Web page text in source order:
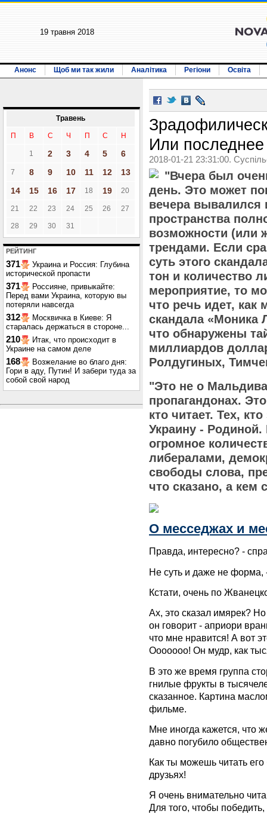
19 травня 2018
Анонс Щоб ми так жили Аналітика Регіони Освіта
Травень
П В С Ч П С Н
1 2 3 4 5 6
7 8 9 10 11 12
13
14
15 16 17 18 19 20
21 22 23 24 25 26 27
28 29 30 31
РЕЙТИНГ
371
Украина и Россия: Глубина
исторической пропасти
371
Россияне, привыкайте:
Перед вами Украина, которую вы
потеряли навсегда
312
Москвичка в Киеве: Я
старалась держаться в стороне...
210
Итак, что происходит в
Украине на самом деле
168
Возжелание во благо дня:
Гори в аду, Путин! И забери туда за
собой свой народ
Или
2018-01-21 23:31:00.
"Вчера был
день. Это может
вечера вывалился
пространства
возможности (или
трендами. Если
суть этого
тон и количество
мероприятие, то
что речь идет, как
скандала «Моника
что обнаружены
миллиардов
Ролдугиных,
"Это не о
пропагандонах.
кто читает. Тех,
Украину - Родиной.
огромное
либералами,
свободы слова,
что сказано, а кем
О месседжах и
Правда, интересно? -
Не суть и даже не форма,
Кстати, очень по
Ах, это сказал имярек?
он говорит - априори
что мне нравится! А вот
Ооооооо! Он мудр, как
В это же время группа
гнилые фрукты в
сказанное. Картина
фильме.
Мне иногда кажется, что
давно погубило
Как ты можешь читать
друзьях!
Я очень внимательно
Для того, чтобы